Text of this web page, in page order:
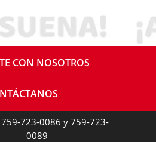
CON NOSOTROS
759-723-0086 y 759-723-
0089